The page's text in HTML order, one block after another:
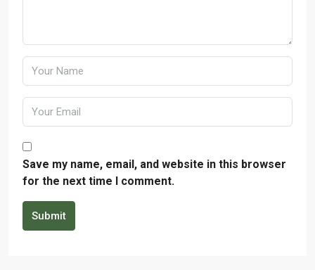
Save my name, email, and website in this browser
for the next time I comment.
Submit